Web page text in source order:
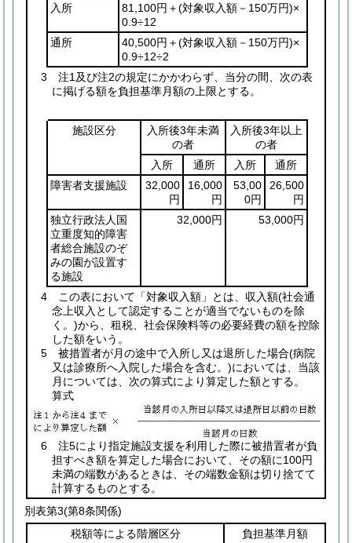
入所 81,100円＋(対象収入額－150万円)×
0.9÷12
通所
40,500円＋(対象収入額－150万円)×
0.9÷12÷2
3 注1及び注2の規定にかかわらず、当分の間、次の表
に掲げる額を負担基準月額の上限とする。
施設区分
入所後3年未満
の者
入所後3年以上
の者
入所
通所 入所
通所
障害者支援施設
32,000
円
16,000
円
53,00
0円
26,500
円
独立行政法人国
立重度知的障害
者総合施設のぞ
みの園が設置す
る施設
32,000円 53,000円
4 この表において「対象収入額」とは、収入額(社会通
念上収入として認定することが適当でないものを除
く。)から、租税、社会保険料等の必要経費の額を控除
した額をいう。
5 被措置者が月の途中で入所し又は退所した場合(病院
又は診療所へ入院した場合を含む。)においては、当該
月については、次の算式により算定した額とする。
算式
6 注5により指定施設支援を利用した際に被措置者が負
担すべき額を算定した場合において、その額に100円
未満の端数があるときは、その端数金額は切り捨てて
計算するものとする。
別表第3(第8条関係)
税額等による階層区分
負担基準月額